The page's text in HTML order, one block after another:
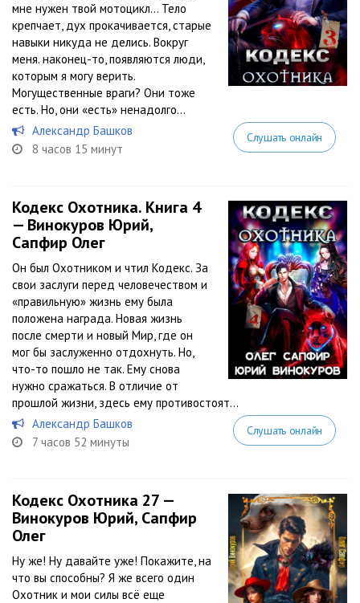
мне нужен твой мотоцикл… Тело
крепчает, дух прокачивается, старые
навыки никуда не делись. Вокруг
меня. наконец-то, появляются люди,
которым я могу верить.
Могущественные враги? Они тоже
есть. Но, они «есть» ненадолго…
Александр Башков
8 часов 15 минут
Слушать онлайн
Кодекс Охотника. Книга 4
— Винокуров Юрий,
Сапфир Олег
Он был Охотником и чтил Кодекс. За
свои заслуги перед человечеством и
«правильную» жизнь ему была
положена награда. Новая жизнь
после смерти и новый Мир, где он
мог бы заслуженно отдохнуть. Но,
что-то пошло не так. Ему снова
нужно сражаться. В отличие от
прошлой жизни, здесь ему противостоят...
Александр Башков
7 часов 52 минуты
Слушать онлайн
Кодекс Охотника 27 —
Винокуров Юрий, Сапфир
Олег
Ну же! Ну давайте уже! Покажите, на
что вы способны? Я же всего один
Охотник и мои силы всё еще